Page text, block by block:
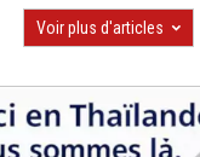
Voir plus d'articles